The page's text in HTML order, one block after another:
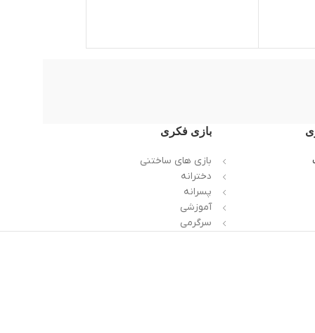
بازی فکری
بازی های ساختنی
دخترانه
پسرانه
آموزشی
سرگرمی